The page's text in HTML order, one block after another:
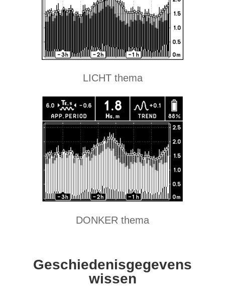
LICHT thema
DONKER thema
Geschiedenisgegevens
wissen